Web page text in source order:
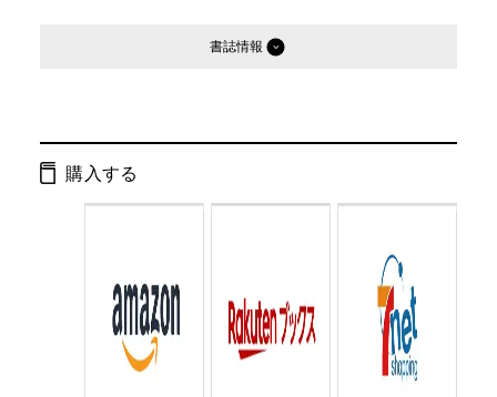
書誌情報
ISBN： 9784344024281
判型：
購入する